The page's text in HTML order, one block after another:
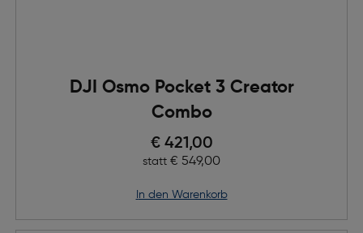
DJI Osmo Pocket 3 Creator
Combo
Preis nach Rabatts
€ 421,00
statt Ursprünglicher Preis
€ 549,00
in den Warenkorb